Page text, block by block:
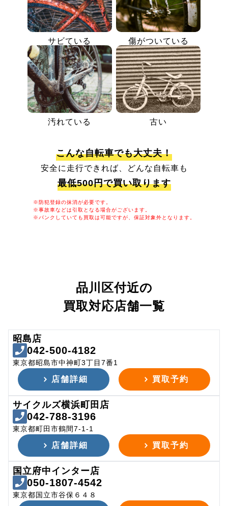
サビている 傷がついている
汚れている 古い
こんな自転車でも大丈夫！
安全に走行できれば、どんな自転車も
最低500円で買い取ります
※防犯登録の抹消が必要です。
※事故車などは引取となる場合がございます。
※パンクしていても買取は可能ですが、保証対象外となります。
品川区付近の
買取対応店舗一覧
昭島店
042-500-4182
東京都昭島市中神町3丁目7番1
店舗詳細 買取予約
サイクルズ横浜町田店
042-788-3196
東京都町田市鶴間7-1-1
店舗詳細 買取予約
国立府中インター店
050-1807-4542
東京都国立市谷保６４８